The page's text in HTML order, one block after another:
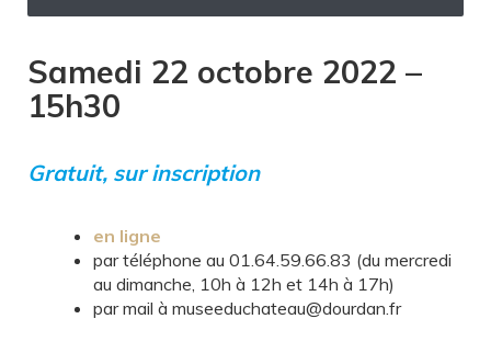
Samedi 22 octobre 2022 –
15h30
Gratuit, sur inscription
en ligne
par téléphone au 01.64.59.66.83 (du mercredi
au dimanche, 10h à 12h et 14h à 17h)
par mail à museeduchateau@dourdan.fr